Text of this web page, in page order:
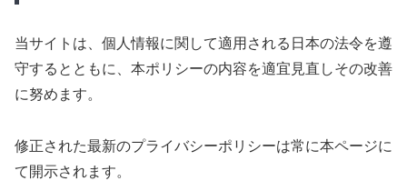
当サイトは、個人情報に関して適用される日本の法令を遵
守するとともに、本ポリシーの内容を適宜見直しその改善
に努めます。
修正された最新のプライバシーポリシーは常に本ページに
て開示されます。